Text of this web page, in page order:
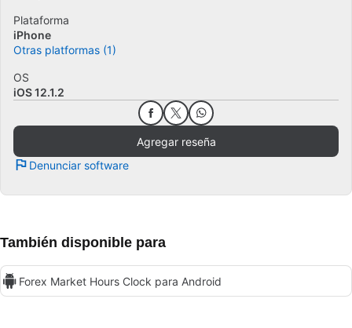
Plataforma
iPhone
Otras platformas (1)
OS
iOS 12.1.2
Agregar reseña
Denunciar software
También disponible para
Forex Market Hours Clock para Android